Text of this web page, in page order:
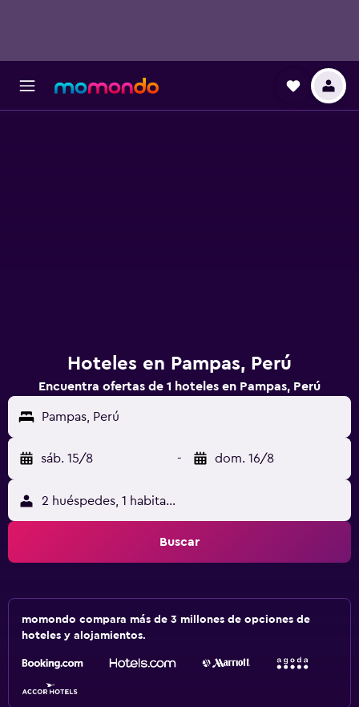
Hoteles en Pampas, Perú
Encuentra ofertas de 1 hoteles en Pampas, Perú
Pampas, Perú
sáb. 15/8 - dom. 16/8
2 huéspedes, 1 habitación
Buscar
momondo compara más de 3 millones de opciones de
hoteles y alojamientos.